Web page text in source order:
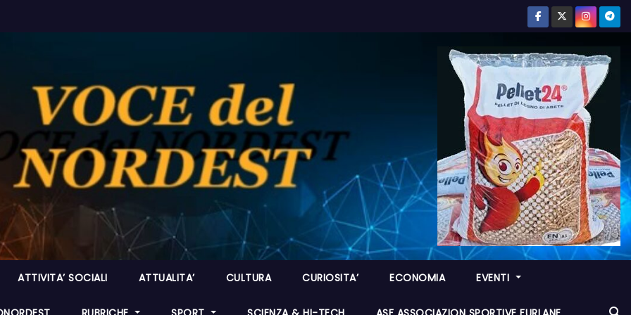
ATTIVITA’ SOCIALI ATTUALITA’ CULTURA CURIOSITA’ ECONOMIA EVENTI